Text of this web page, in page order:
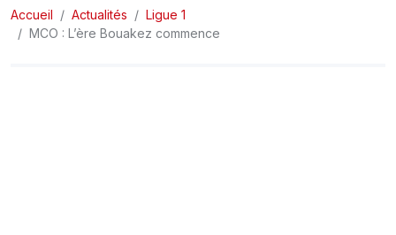
LIGUE 2
Accueil Actualités
Ligue 1
MCO : L’ère Bouakez commence